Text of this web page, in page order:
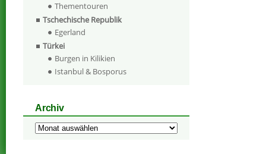
Thementouren
Tschechische Republik
Egerland
Türkei
Burgen in Kilikien
Istanbul & Bosporus
Archiv
Archiv